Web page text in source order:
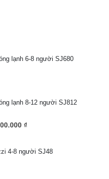
lạnh 6-8 người SJ680
lạnh 8-12 người SJ812
₫
4-8 người SJ48